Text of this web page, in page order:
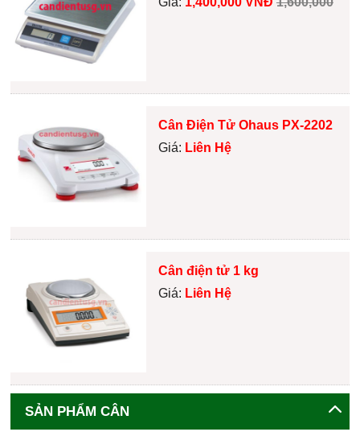
Cân Điện Tử Ohaus PX-2202
Giá: Liên Hệ
Cân điện tử 1 kg
Giá: Liên Hệ
SẢN PHẨM CÂN